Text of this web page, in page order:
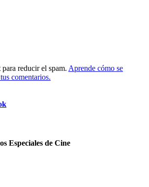
reducir el spam. Aprende cómo se
comentarios.
Especiales de Cine